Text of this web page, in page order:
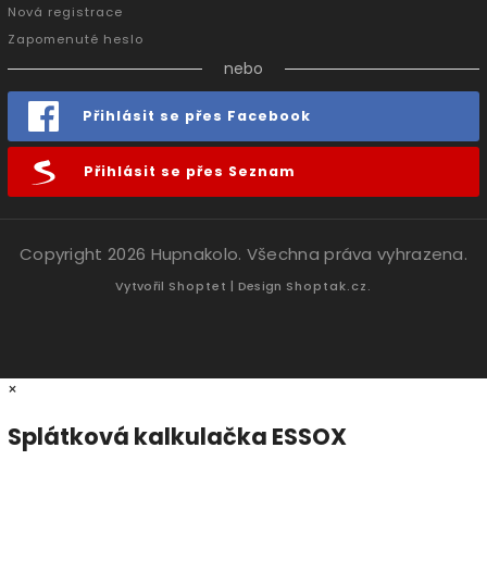
Nová registrace
Zapomenuté heslo
nebo
Přihlásit se přes Facebook
Přihlásit se přes Seznam
Copyright 2026 Hupnakolo. Všechna práva vyhrazena.
Vytvořil Shoptet | Design Shoptak.cz.
×
Splátková kalkulačka ESSOX